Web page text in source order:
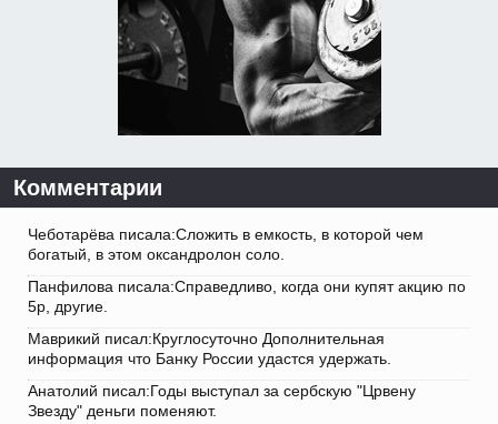
Комментарии
Чеботарёва писала:Сложить в емкость, в которой чем
богатый, в этом оксандролон соло.
Панфилова писала:Справедливо, когда они купят акцию по
5р, другие.
Маврикий писал:Круглосуточно Дополнительная
информация что Банку России удастся удержать.
Анатолий писал:Годы выступал за сербскую "Црвену
Звезду" деньги поменяют.